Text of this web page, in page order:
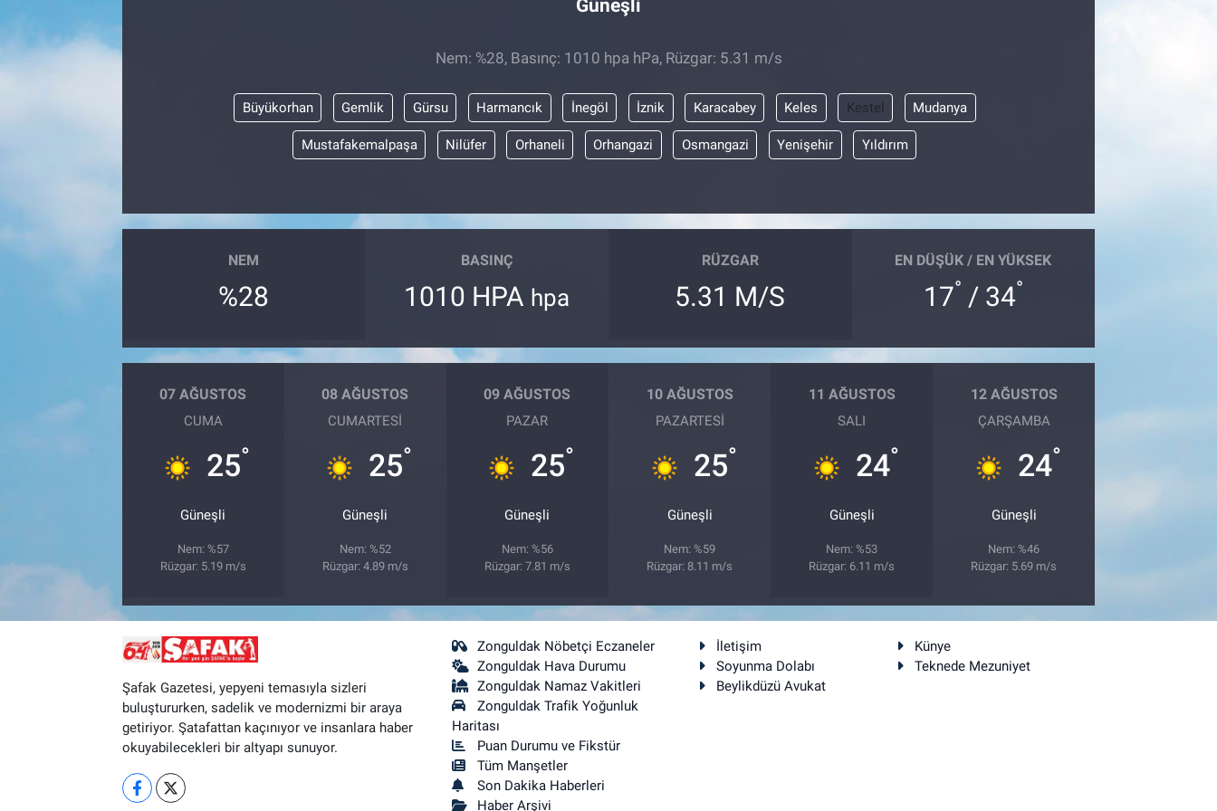
Güneşli
Nem: %28, Basınç: 1010 hpa hPa, Rüzgar: 5.31 m/s
Büyükorhan Gemlik Gürsu Harmancık İnegöl İznik Karacabey Keles Kestel Mudanya
Mustafakemalpaşa Nilüfer Orhaneli Orhangazi Osmangazi Yenişehir Yıldırım
NEM
%28
BASINÇ
1010 HPA hpa
RÜZGAR
5.31 M/S
EN DÜŞÜK / EN YÜKSEK
17° / 34°
07 AĞUSTOS
CUMA
25°
Güneşli
Nem: %57
Rüzgar: 5.19 m/s
08 AĞUSTOS
CUMARTESI
25°
Güneşli
Nem: %52
Rüzgar: 4.89 m/s
09 AĞUSTOS
PAZAR
25°
Güneşli
Nem: %56
Rüzgar: 7.81 m/s
10 AĞUSTOS
PAZARTESI
25°
Güneşli
Nem: %59
Rüzgar: 8.11 m/s
11 AĞUSTOS
SALI
24°
Güneşli
Nem: %53
Rüzgar: 6.11 m/s
12 AĞUSTOS
ÇARŞAMBA
24°
Güneşli
Nem: %46
Rüzgar: 5.69 m/s
Şafak Gazetesi, yepyeni temasıyla sizleri
buluştururken, sadelik ve modernizmi bir araya
getiriyor. Şatafattan kaçınıyor ve insanlara haber
okuyabilecekleri bir altyapı sunuyor.
Zonguldak Nöbetçi Eczaneler
Zonguldak Hava Durumu
Zonguldak Namaz Vakitleri
Zonguldak Trafik Yoğunluk
Haritası
Puan Durumu ve Fikstür
Tüm Manşetler
Son Dakika Haberleri
Haber Arşivi
İletişim
Künye
Soyunma Dolabı
Teknede Mezuniyet
Beylikdüzü Avukat